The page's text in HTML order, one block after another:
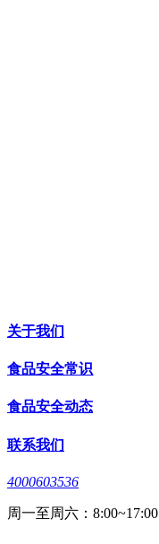
关于我们
食品安全常识
食品安全动态
联系我们
4000603536
周一至周六：8:00~17:00